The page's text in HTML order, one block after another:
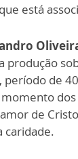
que está
produção
, período de
momento
de
caridade.